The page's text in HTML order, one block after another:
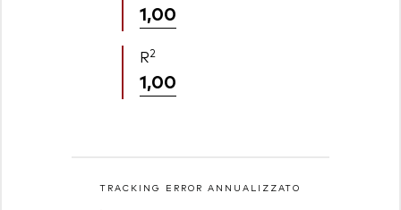
1,00
R2
1,00
TRACKING ERROR ANNUALIZZATO